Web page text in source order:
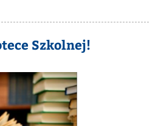
Szkolnej!